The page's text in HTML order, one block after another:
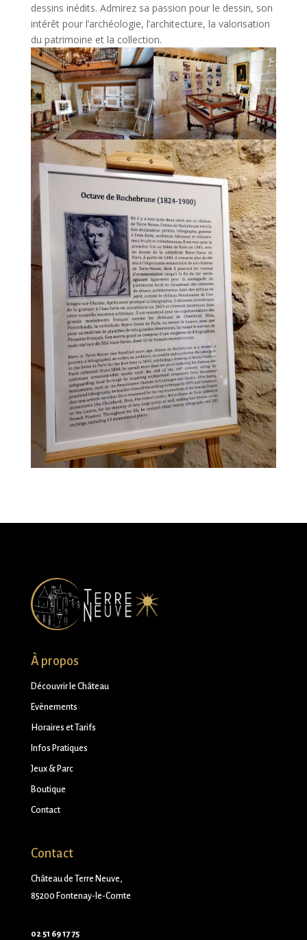
dessins inédits. Admirez sa passion pour le dessin, son
intérêt pour l’archéologie, l’architecture, la valorisation
du patrimoine et la collection.
À propos
Découvrir le Château
Evènements
Horaires et Tarifs
Infos Pratiques
Jeux & Parc
Boutique
Contact
Contact
Château de Terre Neuve,
85200 Fontenay-le-Comte
02 51 69 17 75